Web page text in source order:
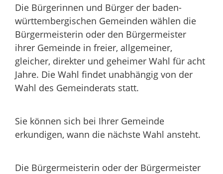
Die Bürgerinnen und Bürger der baden-
württembergischen Gemeinden wählen die
Bürgermeisterin oder den Bürgermeister
ihrer Gemeinde in freier, allgemeiner,
gleicher, direkter und geheimer Wahl für acht
Jahre. Die Wahl findet unabhängig von der
Wahl des Gemeinderats statt.
Sie können sich bei Ihrer Gemeinde
erkundigen, wann die nächste Wahl ansteht.
Die Bürgermeisterin oder der Bürgermeister